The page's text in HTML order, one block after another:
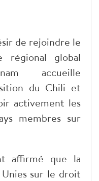
de rejoindre le
régional global
accueille
du Chili et
activement les
membres sur
affirmé que la
sur le droit